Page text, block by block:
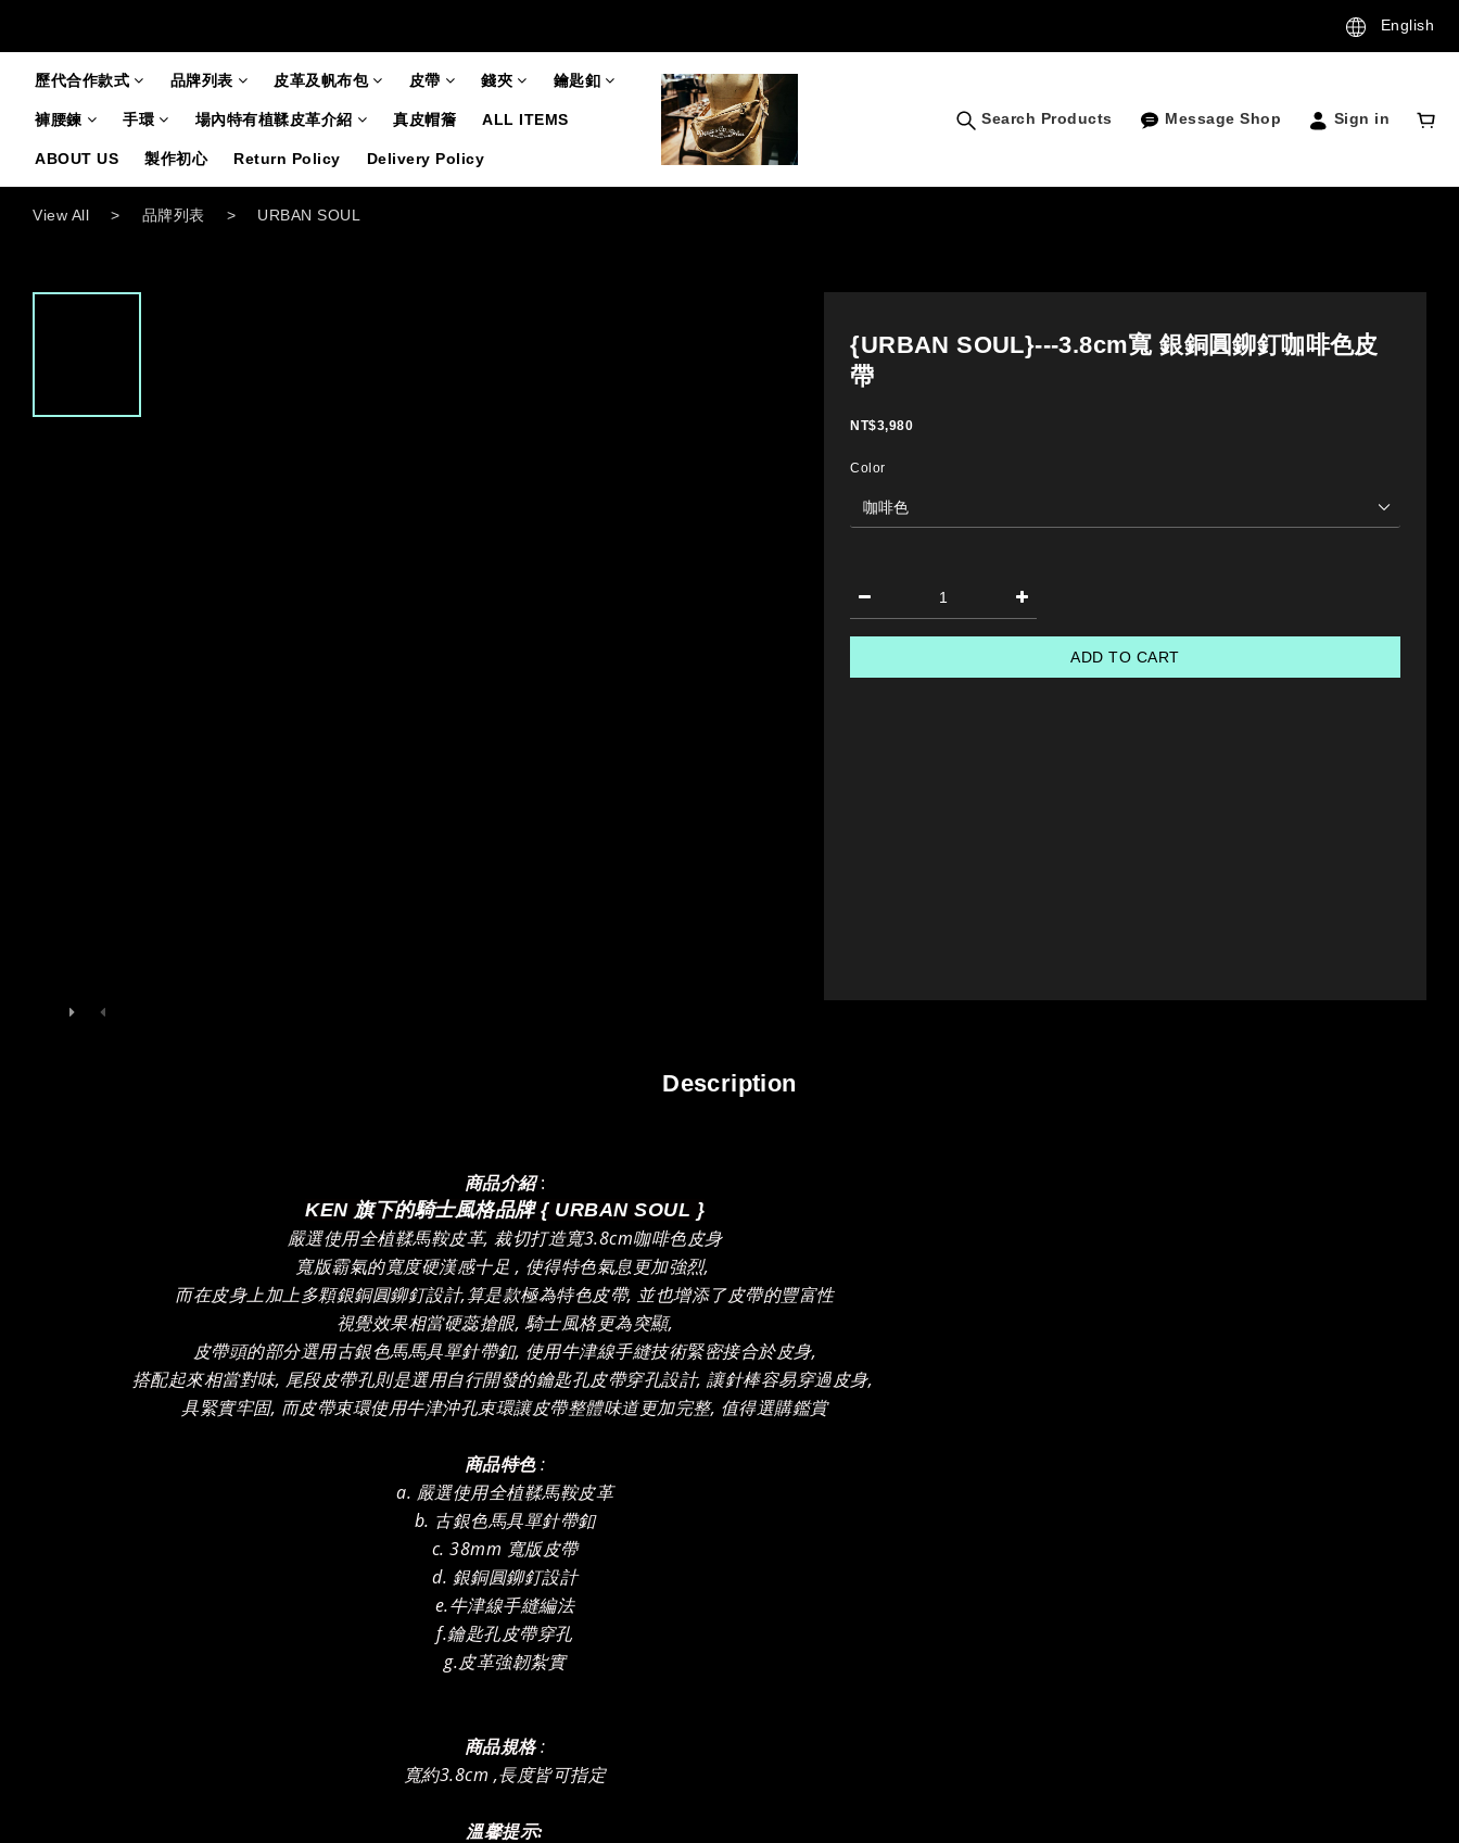
English
歷代合作款式 品牌列表 皮革及帆布包 皮帶 錢夾 鑰匙釦
褲腰鍊 手環 場內特有植鞣皮革介紹 真皮帽簷 ALL ITEMS
ABOUT US 製作初心 Return Policy Delivery Policy
Search Products Message Shop Sign in
View All > 品牌列表 > URBAN SOUL
{URBAN SOUL}---3.8cm寬 銀銅圓鉚釘咖啡色皮
帶
NT$3,980
Color
ADD TO CART
Description
商品介紹:
KEN 旗下的騎士風格品牌 { URBAN SOUL }
嚴選使用全植鞣馬鞍皮革, 裁切打造寬3.8cm咖啡色皮身
寬版霸氣的寬度硬漢感十足 , 使得特色氣息更加強烈,
而在皮身上加上多顆銀銅圓鉚釘設計,算是款極為特色皮帶, 並也增添了皮帶的豐富性
視覺效果相當硬蕊搶眼, 騎士風格更為突顯,
皮帶頭的部分選用古銀色馬馬具單針帶釦, 使用牛津線手縫技術緊密接合於皮身,
搭配起來相當對味, 尾段皮帶孔則是選用自行開發的鑰匙孔皮帶穿孔設計, 讓針棒容易穿過皮身,
具緊實牢固, 而皮帶束環使用牛津沖孔束環讓皮帶整體味道更加完整, 值得選購鑑賞
商品特色 :
a. 嚴選使用全植鞣馬鞍皮革
b. 古銀色馬具單針帶釦
c. 38mm 寬版皮帶
d. 銀銅圓鉚釘設計
e.牛津線手縫編法
f.鑰匙孔皮帶穿孔
g.皮革強韌紮實
商品規格:
寬約3.8cm ,長度皆可指定
溫馨提示: